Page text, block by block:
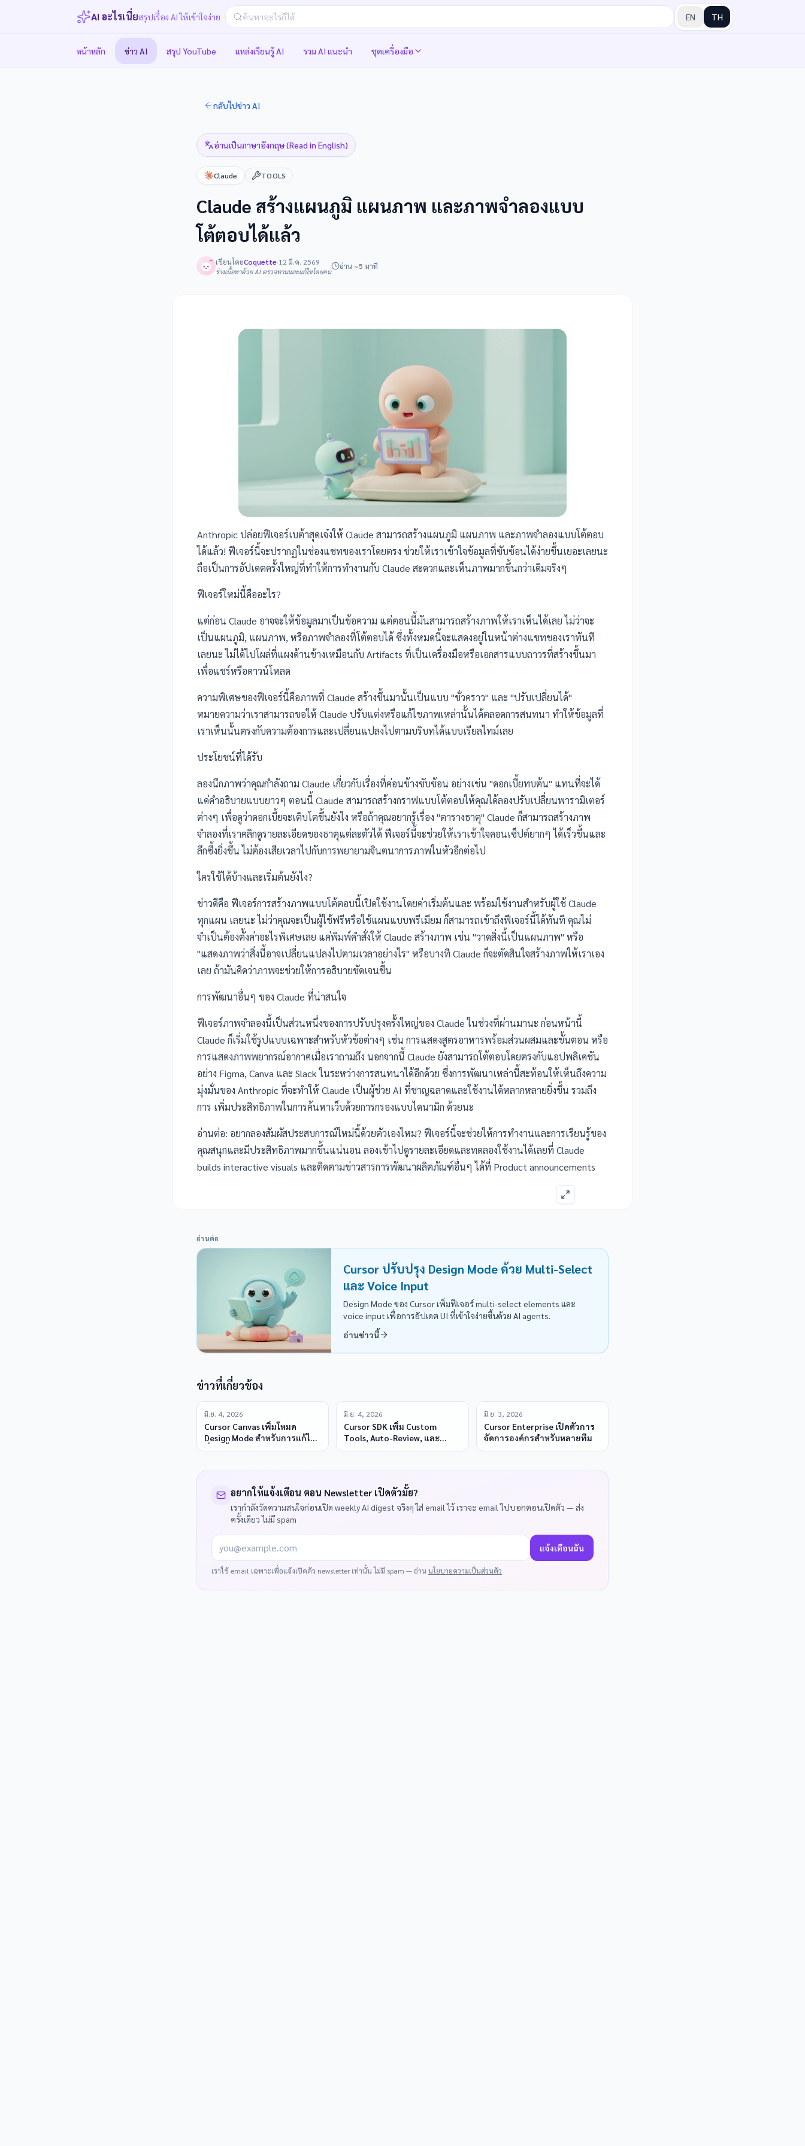
AI อะไรเนี่ยสรุปเรื่อง AI ให้เข้าใจง่าย EN TH
หน้าหลัก ข่าว AI สรุป YouTube แหล่งเรียนรู้ AI รวม AI แนะนำ ชุดเครื่องมือ
กลับไปข่าว AI
อ่านเป็นภาษาอังกฤษ (Read in English)
Claude TOOLS
Claude สร้างแผนภูมิ แผนภาพ และภาพจำลองแบบ
โต้ตอบได้แล้ว
เขียนโดยCoquette·12 มี.ค. 2569
ร่างเนื้อหาด้วย AI ตรวจทานและแก้ไขโดยคน
อ่าน ~5 นาที
Anthropic ปล่อยฟีเจอร์เบต้าสุดเจ๋งให้ Claude สามารถสร้างแผนภูมิ แผนภาพ และภาพจำลองแบบโต้ตอบ
ได้แล้ว! ฟีเจอร์นี้จะปรากฏในช่องแชทของเราโดยตรง ช่วยให้เราเข้าใจข้อมูลที่ซับซ้อนได้ง่ายขึ้นเยอะเลยนะ
ถือเป็นการอัปเดตครั้งใหญ่ที่ทำให้การทำงานกับ Claude สะดวกและเห็นภาพมากขึ้นกว่าเดิมจริงๆ
ฟีเจอร์ใหม่นี้คืออะไร?
แต่ก่อน Claude อาจจะให้ข้อมูลมาเป็นข้อความ แต่ตอนนี้มันสามารถสร้างภาพให้เราเห็นได้เลย ไม่ว่าจะ
เป็นแผนภูมิ, แผนภาพ, หรือภาพจำลองที่โต้ตอบได้ ซึ่งทั้งหมดนี้จะแสดงอยู่ในหน้าต่างแชทของเราทันที
เลยนะ ไม่ได้ไปโผล่ที่แผงด้านข้างเหมือนกับ Artifacts ที่เป็นเครื่องมือหรือเอกสารแบบถาวรที่สร้างขึ้นมา
เพื่อแชร์หรือดาวน์โหลด
ความพิเศษของฟีเจอร์นี้คือภาพที่ Claude สร้างขึ้นมานั้นเป็นแบบ "ชั่วคราว" และ "ปรับเปลี่ยนได้"
หมายความว่าเราสามารถขอให้ Claude ปรับแต่งหรือแก้ไขภาพเหล่านั้นได้ตลอดการสนทนา ทำให้ข้อมูลที่
เราเห็นนั้นตรงกับความต้องการและเปลี่ยนแปลงไปตามบริบทได้แบบเรียลไทม์เลย
ประโยชน์ที่ได้รับ
ลองนึกภาพว่าคุณกำลังถาม Claude เกี่ยวกับเรื่องที่ค่อนข้างซับซ้อน อย่างเช่น "ดอกเบี้ยทบต้น" แทนที่จะได้
แค่คำอธิบายแบบยาวๆ ตอนนี้ Claude สามารถสร้างกราฟแบบโต้ตอบให้คุณได้ลองปรับเปลี่ยนพารามิเตอร์
ต่างๆ เพื่อดูว่าดอกเบี้ยจะเติบโตขึ้นยังไง หรือถ้าคุณอยากรู้เรื่อง "ตารางธาตุ" Claude ก็สามารถสร้างภาพ
จำลองที่เราคลิกดูรายละเอียดของธาตุแต่ละตัวได้ ฟีเจอร์นี้จะช่วยให้เราเข้าใจคอนเซ็ปต์ยากๆ ได้เร็วขึ้นและ
ลึกซึ้งยิ่งขึ้น ไม่ต้องเสียเวลาไปกับการพยายามจินตนาการภาพในหัวอีกต่อไป
ใครใช้ได้บ้างและเริ่มต้นยังไง?
ข่าวดีคือ ฟีเจอร์การสร้างภาพแบบโต้ตอบนี้เปิดใช้งานโดยค่าเริ่มต้นและ พร้อมใช้งานสำหรับผู้ใช้ Claude
ทุกแผน เลยนะ ไม่ว่าคุณจะเป็นผู้ใช้ฟรีหรือใช้แผนแบบพรีเมียม ก็สามารถเข้าถึงฟีเจอร์นี้ได้ทันที คุณไม่
จำเป็นต้องตั้งค่าอะไรพิเศษเลย แค่พิมพ์คำสั่งให้ Claude สร้างภาพ เช่น "วาดสิ่งนี้เป็นแผนภาพ" หรือ
"แสดงภาพว่าสิ่งนี้อาจเปลี่ยนแปลงไปตามเวลาอย่างไร" หรือบางที Claude ก็จะตัดสินใจสร้างภาพให้เราเอง
เลย ถ้ามันคิดว่าภาพจะช่วยให้การอธิบายชัดเจนขึ้น
การพัฒนาอื่นๆ ของ Claude ที่น่าสนใจ
ฟีเจอร์ภาพจำลองนี้เป็นส่วนหนึ่งของการปรับปรุงครั้งใหญ่ของ Claude ในช่วงที่ผ่านมานะ ก่อนหน้านี้
Claude ก็เริ่มใช้รูปแบบเฉพาะสำหรับหัวข้อต่างๆ เช่น การแสดงสูตรอาหารพร้อมส่วนผสมและขั้นตอน หรือ
การแสดงภาพพยากรณ์อากาศเมื่อเราถามถึง นอกจากนี้ Claude ยังสามารถโต้ตอบโดยตรงกับแอปพลิเคชัน
อย่าง Figma, Canva และ Slack ในระหว่างการสนทนาได้อีกด้วย ซึ่งการพัฒนาเหล่านี้สะท้อนให้เห็นถึงความ
มุ่งมั่นของ Anthropic ที่จะทำให้ Claude เป็นผู้ช่วย AI ที่ชาญฉลาดและใช้งานได้หลากหลายยิ่งขึ้น รวมถึง
การ เพิ่มประสิทธิภาพในการค้นหาเว็บด้วยการกรองแบบไดนามิก ด้วยนะ
อ่านต่อ: อยากลองสัมผัสประสบการณ์ใหม่นี้ด้วยตัวเองไหม? ฟีเจอร์นี้จะช่วยให้การทำงานและการเรียนรู้ของ
คุณสนุกและมีประสิทธิภาพมากขึ้นแน่นอน ลองเข้าไปดูรายละเอียดและทดลองใช้งานได้เลยที่ Claude
builds interactive visuals และติดตามข่าวสารการพัฒนาผลิตภัณฑ์อื่นๆ ได้ที่ Product announcements
อ่านต่อ
Cursor ปรับปรุง Design Mode ด้วย Multi-Select
และ Voice Input
Design Mode ของ Cursor เพิ่มฟีเจอร์ multi-select elements และ
voice input เพื่อการอัปเดต UI ที่เข้าใจง่ายขึ้นด้วย AI agents.
อ่านข่าวนี้
ข่าวที่เกี่ยวข้อง
มิ.ย. 4, 2026
Cursor Canvas เพิ่มโหมด
Design Mode สำหรับการแก้ไข
ที่เร็วขึ้นและรายงานการใช้
มิ.ย. 4, 2026
Cursor SDK เพิ่ม Custom
Tools, Auto-Review, และ
JSONL Stores
มิ.ย. 3, 2026
Cursor Enterprise เปิดตัวการ
จัดการองค์กรสำหรับหลายทีม
อยากให้แจ้งเตือน ตอน Newsletter เปิดตัวมั้ย?
เรากำลังวัดความสนใจก่อนเปิด weekly AI digest จริงๆ ใส่ email ไว้ เราจะ email ไปบอกตอนเปิดตัว — ส่ง
ครั้งเดียว ไม่มี spam
you@example.com
แจ้งเตือนฉัน
เราใช้ email เฉพาะเพื่อแจ้งเปิดตัว newsletter เท่านั้น ไม่มี spam — อ่านนโยบายความเป็นส่วนตัว